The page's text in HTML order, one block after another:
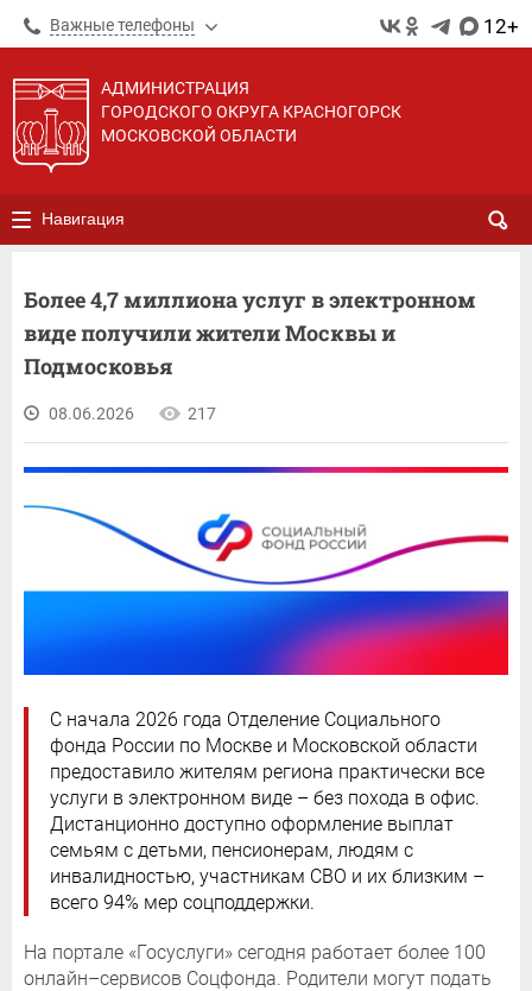
Важные телефоны 12+
АДМИНИСТРАЦИЯ
ГОРОДСКОГО ОКРУГА КРАСНОГОРСК
МОСКОВСКОЙ ОБЛАСТИ
Навигация
Более 4,7 миллиона услуг в электронном
виде получили жители Москвы и
Подмосковья
08.06.2026 217
С начала 2026 года Отделение Социального
фонда России по Москве и Московской области
предоставило жителям региона практически все
услуги в электронном виде – без похода в офис.
Дистанционно доступно оформление выплат
семьям с детьми, пенсионерам, людям с
инвалидностью, участникам СВО и их близким –
всего 94% мер соцподдержки.
На портале «Госуслуги» сегодня работает более 100
онлайн–сервисов Соцфонда. Родители могут подать